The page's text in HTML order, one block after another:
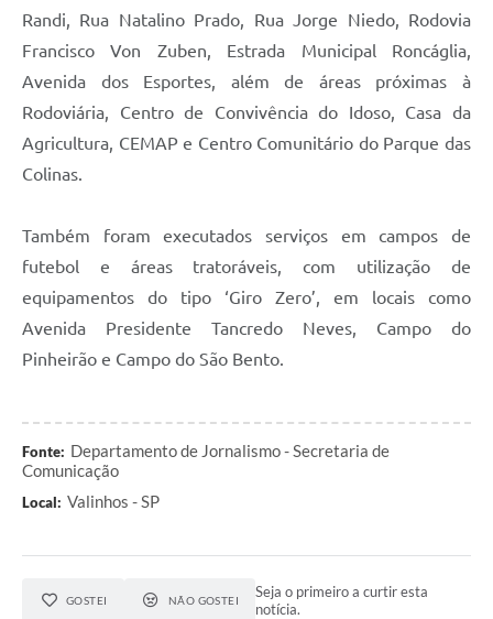
Randi, Rua Natalino Prado, Rua Jorge Niedo, Rodovia
Francisco Von Zuben, Estrada Municipal Roncáglia,
Avenida dos Esportes, além de áreas próximas à
Rodoviária, Centro de Convivência do Idoso, Casa da
Agricultura, CEMAP e Centro Comunitário do Parque das
Colinas.
Também foram executados serviços em campos de
futebol e áreas tratoráveis, com utilização de
equipamentos do tipo ‘Giro Zero’, em locais como
Avenida Presidente Tancredo Neves, Campo do
Pinheirão e Campo do São Bento.
Fonte: Departamento de Jornalismo - Secretaria de
Comunicação
Local: Valinhos - SP
GOSTEI NÃO GOSTEI
Seja o primeiro a curtir esta
notícia.